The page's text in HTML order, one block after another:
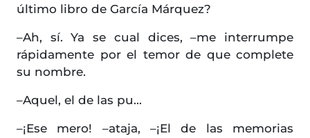
último libro de García Márquez?
–Ah, sí. Ya se cual dices, –me interrumpe
rápidamente por el temor de que complete
su nombre.
–Aquel, el de las pu...
–¡Ese mero! –ataja, –¡El de las memorias